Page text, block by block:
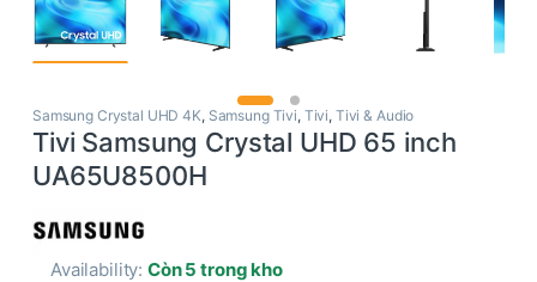
Samsung Crystal UHD 4K, Samsung Tivi, Tivi, Tivi & Audio
Tivi Samsung Crystal UHD 65 inch
UA65U8500H
Availability:Còn 5 trong kho